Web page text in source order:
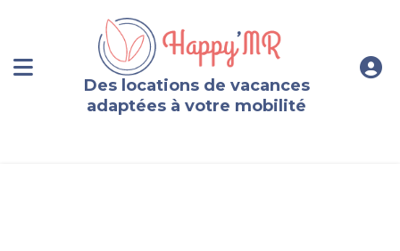
Des locations de vacances
adaptées à votre mobilité